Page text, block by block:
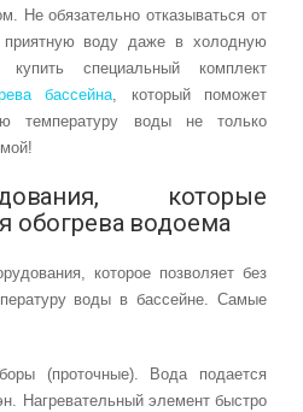
Не обязательно отказываться от
приятную воду даже в холодную
специальный комплект
бассейна, который поможет
температуру воды не только
которые
обогрева водоема
которое позволяет без
воды в бассейне. Самые
(проточные). Вода подается
Нагревательный элемент быстро